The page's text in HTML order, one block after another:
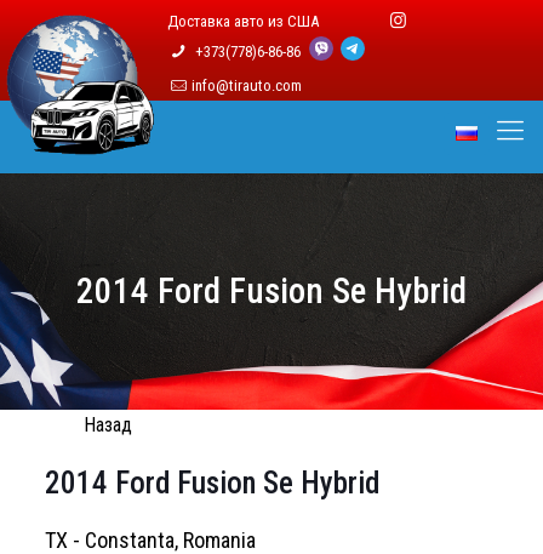
Доставка авто из США
+373(778)6-86-86
info@tirauto.com
2014 Ford Fusion Se Hybrid
Назад
2014 Ford Fusion Se Hybrid
TX - Constanta, Romania